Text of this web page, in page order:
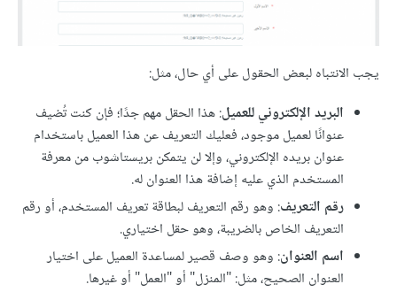
يجب الانتباه لبعض الحقول على أي حال، مثل:
البريد الإلكتروني للعميل: هذا الحقل مهم جدًا؛ فإن كنت تُضيف
عنوانًا لعميل موجود، فعليك التعريف عن هذا العميل باستخدام
عنوان بريده الإلكتروني، وإلا لن يتمكن بريستاشوب من معرفة
المستخدم الذي عليه إضافة هذا العنوان له.
رقم التعريف: وهو رقم التعريف لبطاقة تعريف المستخدم، أو رقم
التعريف الخاص بالضريبة، وهو حقل اختياري.
اسم العنوان: وهو وصف قصير لمساعدة العميل على اختيار
العنوان الصحيح، مثل: "المنزل" أو "العمل" أو غيرها.